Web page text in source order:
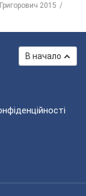
Григорович 2015
В начало